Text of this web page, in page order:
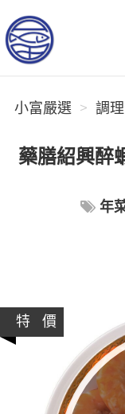
小富嚴選
小富嚴選 調
藥膳紹興醉
年
特 價